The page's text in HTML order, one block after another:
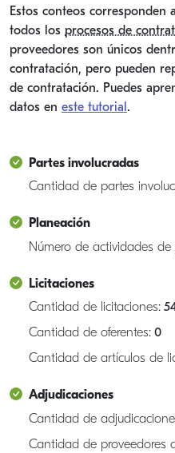
Estos conteos corresponden
todos los procesos de
proveedores son únicos
contratación, pero pueden
de contratación. Puedes
datos en este tutorial .
Partes involucradas
Cantidad de partes
Planeación
Número de actividades
Licitaciones
Cantidad de licitaciones:
Cantidad de oferentes: 0
Cantidad de artículos de
Adjudicaciones
Cantidad de
Cantidad de proveedores